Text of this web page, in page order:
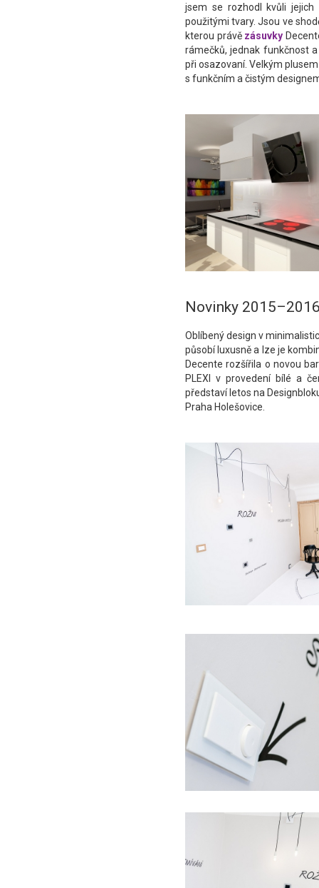
jsem se rozhodl kvůli jejich
použitými tvary. Jsou ve
kterou právě zásuvky
rámečků, jednak funkčnost
při osazovaní. Velkým
s funkčním a čistým
Novinky
Oblíbený design v
působí luxusně a lze je
Decente rozšířila o novou
PLEXI v provedení bílé a
představí letos na
Praha Holešovice.